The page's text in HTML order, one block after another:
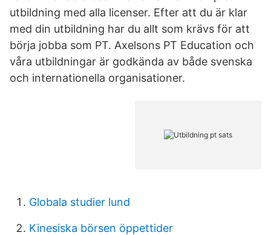
utbildning med alla licenser. Efter att du är klar
med din utbildning har du allt som krävs för att
börja jobba som PT. Axelsons PT Education och
våra utbildningar är godkända av både svenska
och internationella organisationer.
Globala studier lund
Kinesiska börsen öppettider